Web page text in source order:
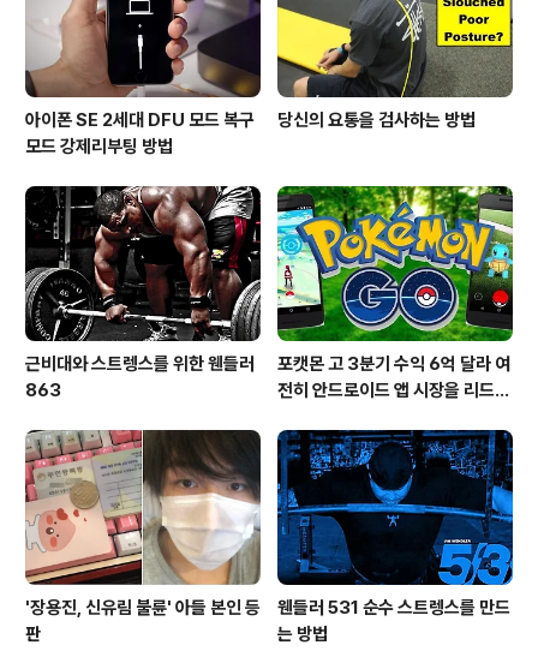
아이폰 SE 2세대 DFU 모드 복구
모드 강제리부팅 방법
당신의 요통을 검사하는 방법
근비대와 스트렝스를 위한 웬들러
863
포캣몬 고 3분기 수익 6억 달라 여
전히 안드로이드 앱 시장을 리드
'장용진, 신유림 불륜' 아들 본인 등
판
웬들러 531 순수 스트렝스를 만드
는 방법